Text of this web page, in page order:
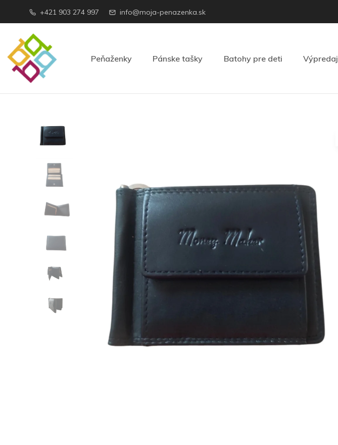
+421 903 274 997 info@moja-penazenka.sk
Peňaženky Pánske tašky Batohy pre deti Výpredaj